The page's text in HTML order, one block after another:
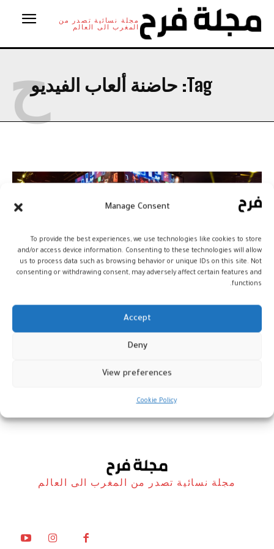
Manage Consent
To provide the best experiences, we use technologies like cookies to store
and/or access device information. Consenting to these technologies will allow
us to process data such as browsing behavior or unique IDs on this site. Not
consenting or withdrawing consent, may adversely affect certain features and
functions.
Accept
Deny
View preferences
Cookie Policy
مجلة نسائية تصدر من
المغرب الى العالم
Tag: حاضنة ألعاب الفيديوح
المغرب: فتح باب الترشيح لبرنامج
مجلة نسائية تصدر من المغرب الى العالم